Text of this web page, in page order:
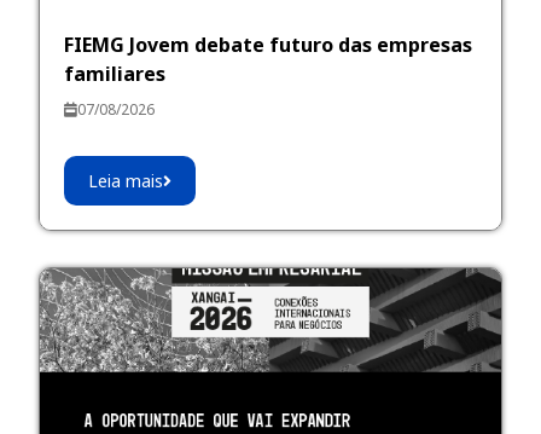
FIEMG Jovem debate futuro das empresas
familiares
07/08/2026
Leia mais